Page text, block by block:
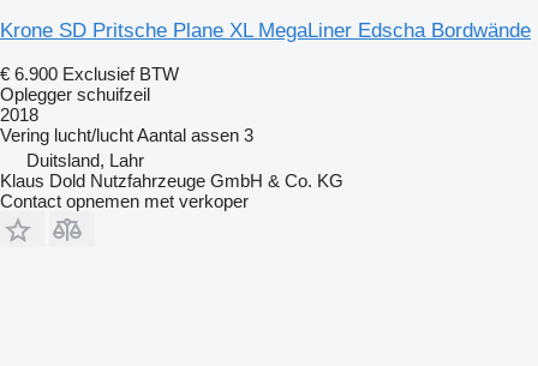
Krone SD Pritsche Plane XL MegaLiner Edscha Bordwände
€ 6.900 Exclusief BTW
Oplegger schuifzeil
2018
Vering lucht/luchtAantal assen 3
Duitsland, Lahr
Klaus Dold Nutzfahrzeuge GmbH & Co. KG
Contact opnemen met verkoper